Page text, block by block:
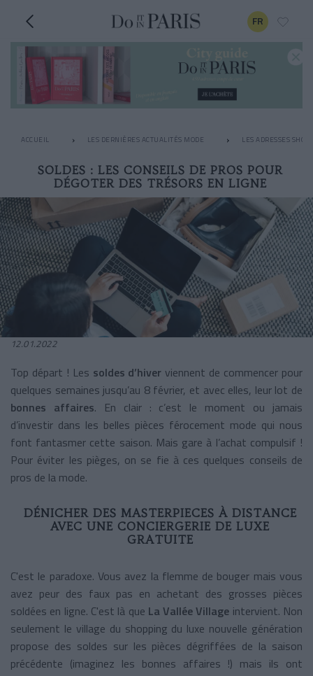
FR
ACCUEIL LES DERNIÈRES ACTUALITÉS MODE LES ADRESSES
SOLDES : LES CONSEILS DE PROS POUR
DÉGOTER DES TRÉSORS EN LIGNE
12.01.2022
Top départ ! Les soldes d’hiver viennent de commencer pour
quelques semaines jusqu’au 8 février, et avec elles, leur lot de
bonnes affaires. En clair : c’est le moment ou jamais
d’investir dans les belles pièces férocement mode qui nous
font fantasmer cette saison. Mais gare à l’achat compulsif !
Pour éviter les pièges, on se fie à ces quelques conseils de
pros de la mode.
DÉNICHER DES MASTERPIECES À DISTANCE
AVEC UNE CONCIERGERIE DE LUXE
GRATUITE
C'est le paradoxe. Vous avez la flemme de bouger mais vous
avez peur des faux pas en achetant des grosses pièces
soldées en ligne. C'est là que La Vallée Village intervient. Non
seulement le village du shopping du luxe nouvelle génération
propose des soldes sur les pièces dégriffées de la saison
précédente (imaginez les bonnes affaires !) mais ils ont